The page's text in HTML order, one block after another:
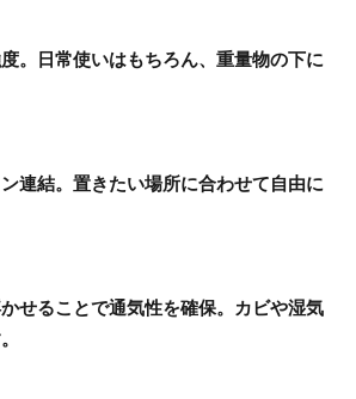
。日常使いはもちろん、重量物の下に
連結。置きたい場所に合わせて自由に
せることで通気性を確保。カビや湿気